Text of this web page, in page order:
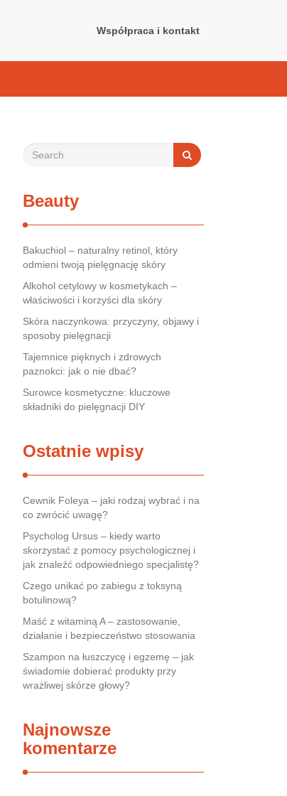
Współpraca i kontakt
Beauty
Bakuchiol – naturalny retinol, który
odmieni twoją pielęgnację skóry
Alkohol cetylowy w kosmetykach –
właściwości i korzyści dla skóry
Skóra naczynkowa: przyczyny, objawy i
sposoby pielęgnacji
Tajemnice pięknych i zdrowych
paznokci: jak o nie dbać?
Surowce kosmetyczne: kluczowe
składniki do pielęgnacji DIY
Ostatnie wpisy
Cewnik Foleya – jaki rodzaj wybrać i na
co zwrócić uwagę?
Psycholog Ursus – kiedy warto
skorzystać z pomocy psychologicznej i
jak znaleźć odpowiedniego specjalistę?
Czego unikać po zabiegu z toksyną
botulinową?
Maść z witaminą A – zastosowanie,
działanie i bezpieczeństwo stosowania
Szampon na łuszczycę i egzemę – jak
świadomie dobierać produkty przy
wrażliwej skórze głowy?
Najnowsze
komentarze